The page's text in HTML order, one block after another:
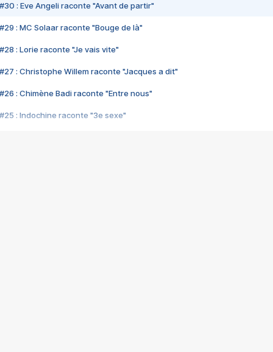
#30 : Eve Angeli raconte "Avant de partir"
#29 : MC Solaar raconte "Bouge de là"
#28 : Lorie raconte "Je vais vite"
#27 : Christophe Willem raconte "Jacques a dit"
#26 : Chimène Badi raconte "Entre nous"
#25 : Indochine raconte "3e sexe"